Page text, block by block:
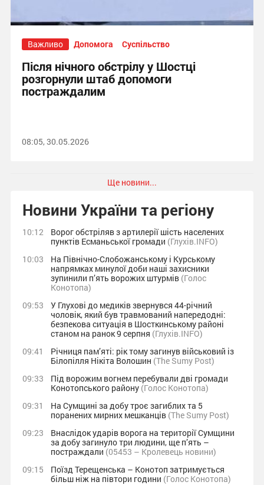
Важливо Допомога Суспільство
Після нічного обстрілу у Шостці
розгорнули штаб допомоги
постраждалим
08:05, 30.05.2026
Ще новини...
Новини України та регіону
10:12
Ворог обстріляв з артилерії шість населених
пунктів Есманьської громади (Глухів.INFO)
10:03
На Північно-Слобожанському і Курському
напрямках минулої доби наші захисники
зупинили п’ять ворожих штурмів (Голос
Конотопа)
09:53
У Глухові до медиків звернувся 44-річний
чоловік, який був травмований напередодні:
безпекова ситуація в Шосткинському районі
станом на ранок 9 серпня (Глухів.INFO)
09:41
Річниця пам’яті: рік тому загинув військовий із
Білопілля Нікіта Волошин (The Sumy Post)
09:33
Під ворожим вогнем перебували дві громади
Конотопського району (Голос Конотопа)
09:31
На Сумщині за добу троє загиблих та 5
поранених мирних мешканців (The Sumy Post)
09:23
Внаслідок ударів ворога на території Сумщини
за добу загинуло три людини, ще п’ять –
постраждали (05453 – Кролевець новини)
09:15
Поїзд Терещенська – Конотоп затримується
більш ніж на півтори години (Голос Конотопа)